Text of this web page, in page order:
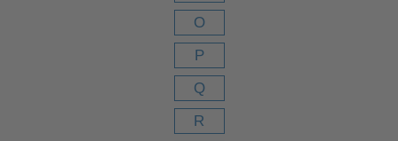
O
P
Q
R